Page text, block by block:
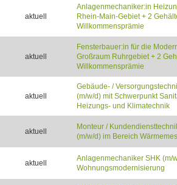
aktuell
Anlagenmechaniker:in
Rhein-Main-Gebiet + 2
Willkommensprämie
aktuell
Fensterbauer:in für die
Großraum Ruhrgebiet + 2
Willkommensprämie
aktuell
Gebäude- /
(m/w/d) mit Schwerpunkt
Heizungs- und Klimatechnik
aktuell
Monteur /
(m/w/d) im Bereich
aktuell
Anlagenmechaniker SHK (m/
Wohnungsmodernisierung